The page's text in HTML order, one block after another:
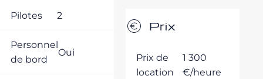
Pilotes 2
Personnel
de bord
Oui
Prix
Prix de
location
1 300
€/heure